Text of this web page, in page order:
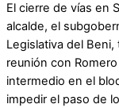
El cierre de vías en
alcalde, el
Legislativa del
reunión con
intermedio en el
impedir el paso de